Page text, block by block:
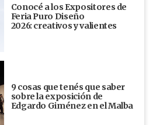
Conocé a los Expositores de
Feria Puro Diseño
2026: creativos y valientes
9 cosas que tenés que saber
sobre la exposición de
Edgardo Giménez en el Malba